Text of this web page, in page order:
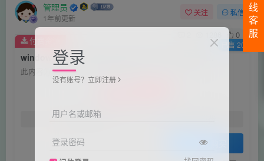
管理员
1年前更新
关注 私信
0
此内容为付费资源，请付费后查看
15
黄金会员免费
登录购买
付费资源 已售 20
线
客
服
登录
没有账号？立即注册
用户名或邮箱
登录密码